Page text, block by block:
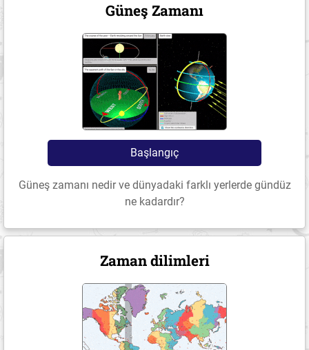
Güneş Zamanı
Başlangıç
Güneş zamanı nedir ve dünyadaki farklı yerlerde gündüz
ne kadardır?
Zaman dilimleri